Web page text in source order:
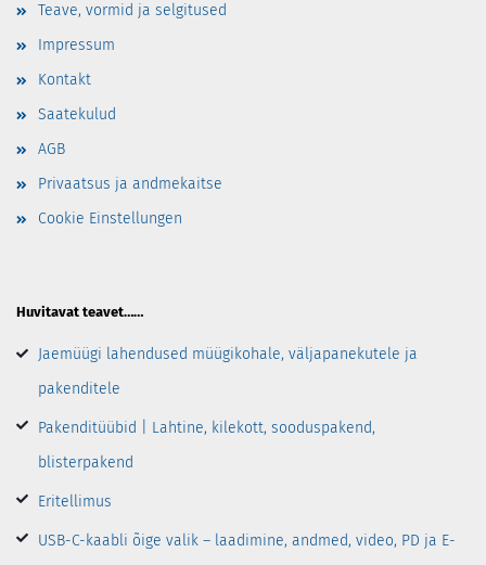
Teave, vormid ja selgitused
Impressum
Kontakt
Saatekulud
AGB
Privaatsus ja andmekaitse
Cookie Einstellungen
Huvitavat teavet……
Jaemüügi lahendused müügikohale, väljapanekutele ja
pakenditele
Pakenditüübid | Lahtine, kilekott, sooduspakend,
blisterpakend
Eritellimus
USB-C-kaabli õige valik – laadimine, andmed, video, PD ja E-